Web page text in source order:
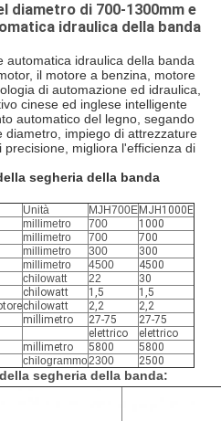
diametro di 700-1300mm e
idraulica della banda
automatica idraulica della banda
il motore a benzina, motore
di automazione ed idraulica,
cinese ed inglese intelligente
automatico del legno, segando
diametro, impiego di attrezzature
migliora l'efficienza di
segheria della banda
Unità MJH700E MJH1000E
millimetro 700
1000
millimetro 700
700
millimetro 300
300
millimetro 4500
4500
chilowatt 22
30
chilowatt 1,5
1,5
chilowatt 2,2
2,2
millimetro 27-75
27-75
elettrico
elettrico
millimetro 5800
5800
chilogrammo2300 2500
segheria della banda: